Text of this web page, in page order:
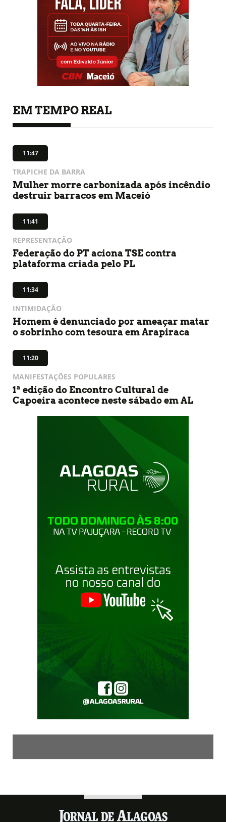
EM TEMPO REAL
11:47
TRAPICHE DA BARRA
Mulher morre carbonizada após incêndio
destruir barracos em Maceió
11:41
REPRESENTAÇÃO
Federação do PT aciona TSE contra
plataforma criada pelo PL
11:34
INTIMIDAÇÃO
Homem é denunciado por ameaçar matar
o sobrinho com tesoura em Arapiraca
11:20
MANIFESTAÇÕES POPULARES
1ª edição do Encontro Cultural de
Capoeira acontece neste sábado em AL